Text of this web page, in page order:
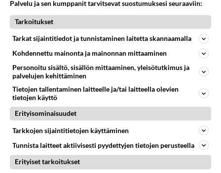
Palvelu ja sen kumppanit tarvitsevat suostumuksesi seuraaviin:
Tarkoitukset
Tarkat sijaintitiedot ja tunnistaminen laitetta skannaamalla
Kohdennettu mainonta ja mainonnan mittaaminen
Personoitu sisältö, sisällön mittaaminen, yleisötutkimus ja
palvelujen kehittäminen
Tietojen tallentaminen laitteelle ja/tai laitteella olevien
tietojen käyttö
Erityisominaisuudet
Tarkkojen sijaintitietojen käyttäminen
Tunnista laitteet aktiivisesti pyydettyjen tietojen perusteella
Erityiset tarkoitukset